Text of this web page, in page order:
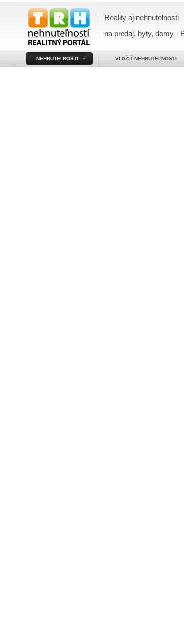
Reality aj nehnutelnosti
na predaj, byty, domy -
NEHNUTEĽNOSTI VLOŽIŤ NEHNUTEĽNOSTI